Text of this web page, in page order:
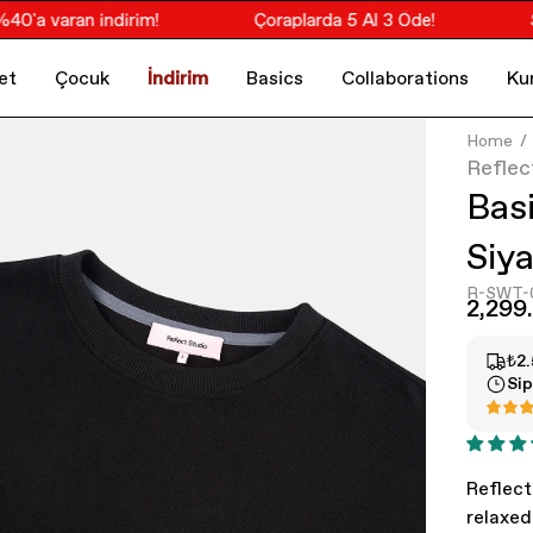
varan indirim! Çoraplarda 5 Al 3 Öde!
Çocuk İndirim Basics Collaborations
Home
R-SWT-